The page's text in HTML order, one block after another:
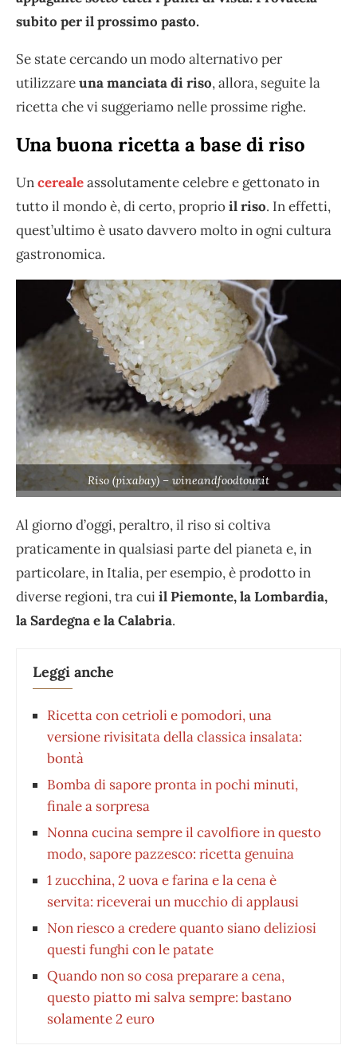
subito per il prossimo pasto.
Se state cercando un modo alternativo per
utilizzareuna manciata di riso, allora, seguite la
ricetta che vi suggeriamo nelle prossime righe.
Una buona ricetta a base di riso
Uncerealeassolutamente celebre e gettonato in
tutto il mondo è, di certo, proprioil riso. In effetti,
quest’ultimo è usato davvero molto in ogni cultura
gastronomica.
Riso (pixabay) – wineandfoodtour.it
Al giorno d’oggi, peraltro, il riso si coltiva
praticamente in qualsiasi parte del pianeta e, in
particolare, in Italia, per esempio, è prodotto in
diverse regioni, tra cuiil Piemonte, la Lombardia,
la Sardegna e la Calabria.
Leggi anche
Ricetta con cetrioli e pomodori, una
versione rivisitata della classica insalata:
bontà
Bomba di sapore pronta in pochi minuti,
finale a sorpresa
Nonna cucina sempre il cavolfiore in questo
modo, sapore pazzesco: ricetta genuina
1 zucchina, 2 uova e farina e la cena è
servita: riceverai un mucchio di applausi
Non riesco a credere quanto siano deliziosi
questi funghi con le patate
Quando non so cosa preparare a cena,
questo piatto mi salva sempre: bastano
solamente 2 euro